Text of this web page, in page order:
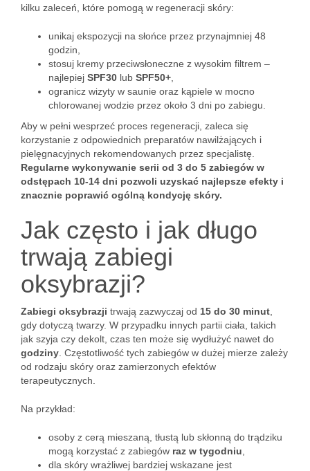
kilku zaleceń, które pomogą w regeneracji skóry:
unikaj ekspozycji na słońce przez przynajmniej 48
godzin,
stosuj kremy przeciwsłoneczne z wysokim filtrem –
najlepiej SPF30 lub SPF50+
ogranicz wizyty w saunie oraz kąpiele w mocno
chlorowanej wodzie przez około 3 dni po zabiegu.
Aby w pełni wesprzeć proces regeneracji, zaleca się
korzystanie z odpowiednich preparatów nawilżających i
pielęgnacyjnych rekomendowanych przez specjalistę.
Regularne wykonywanie serii od 3 do 5 zabiegów w
odstępach 10-14 dni pozwoli uzyskać najlepsze efekty i
znacznie poprawić ogólną kondycję skóry.
Jak często i jak długo
trwają zabiegi
oksybrazji?
Zabiegi oksybrazji trwają zazwyczaj od 15 do 30 minut
gdy dotyczą twarzy. W przypadku innych partii ciała, takich
jak szyja czy dekolt, czas ten może się wydłużyć nawet do
godziny . Częstotliwość tych zabiegów w dużej mierze zależy
od rodzaju skóry oraz zamierzonych efektów
terapeutycznych.
Na przykład:
osoby z cerą mieszaną, tłustą lub skłonną do trądziku
mogą korzystać z zabiegów raz w tygodniu
dla skóry wrażliwej bardziej wskazane jest